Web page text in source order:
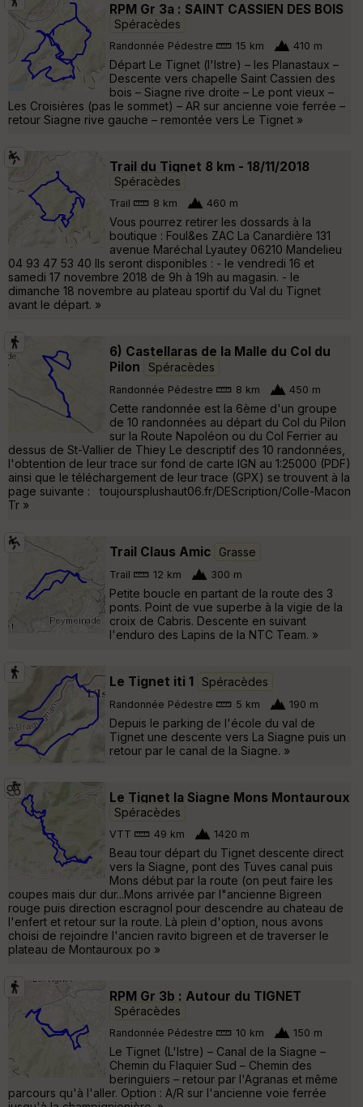
RPM Gr 3a : SAINT CASSIEN DES BOIS
Spéracèdes
Randonnée Pédestre 15 km 410 m
Départ Le Tignet (l'Istre) – les Planastaux –
Descente vers chapelle Saint Cassien des
bois – Siagne rive droite – Le pont vieux –
Les Croisières (pas le sommet) – AR sur ancienne voie ferrée –
retour Siagne rive gauche – remontée vers Le Tignet »
Trail du Tignet 8 km - 18/11/2018
Spéracèdes
Trail 8 km 460 m
Vous pourrez retirer les dossards à la
boutique : Foul&es ZAC La Canardière 131
avenue Maréchal Lyautey 06210 Mandelieu
04 93 47 53 40 Ils seront disponibles : - le vendredi 16 et
samedi 17 novembre 2018 de 9h à 19h au magasin. - le
dimanche 18 novembre au plateau sportif du Val du Tignet
avant le départ. »
6) Castellaras de la Malle du Col du
Pilon
Spéracèdes
Randonnée Pédestre 8 km 450 m
Cette randonnée est la 6ème d'un groupe
de 10 randonnées au départ du Col du Pilon
sur la Route Napoléon ou du Col Ferrier au
dessus de St-Vallier de Thiey Le descriptif des 10 randonnées,
l'obtention de leur trace sur fond de carte IGN au 1:25000 (PDF)
ainsi que le téléchargement de leur trace (GPX) se trouvent à la
page suivante : toujoursplushaut06.fr/DEScription/Colle-Macon
Tr »
Trail Claus Amic Grasse
Trail 12 km 300 m
Petite boucle en partant de la route des 3
ponts. Point de vue superbe à la vigie de la
croix de Cabris. Descente en suivant
l'enduro des Lapins de la NTC Team. »
Le Tignet iti 1 Spéracèdes
Randonnée Pédestre 5 km 190 m
Depuis le parking de l'école du val de
Tignet une descente vers La Siagne puis un
retour par le canal de la Siagne. »
Le Tignet la Siagne Mons Montauroux
Spéracèdes
VTT 49 km 1420 m
Beau tour départ du Tignet descente direct
vers la Siagne, pont des Tuves canal puis
Mons début par la route (on peut faire les
coupes mais dur dur...Mons arrivée par l"ancienne Bigreen
rouge puis direction escragnol pour descendre au chateau de
l'enfert et retour sur la route. Là plein d'option, nous avons
choisi de rejoindre l'ancien ravito bigreen et de traverser le
plateau de Montauroux po »
RPM Gr 3b : Autour du TIGNET
Spéracèdes
Randonnée Pédestre 10 km 150 m
Le Tignet (L'Istre) – Canal de la Siagne –
Chemin du Flaquier Sud – Chemin des
beringuiers – retour par l'Agranas et même
parcours qu'à l'aller. Option : A/R sur l'ancienne voie ferrée